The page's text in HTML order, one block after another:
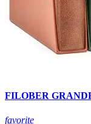
FILOBER
favorite